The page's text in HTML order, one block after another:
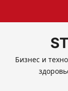
Бизнес и